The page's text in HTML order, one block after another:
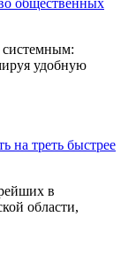
системным:
удобную
на треть быстрее
в
области,